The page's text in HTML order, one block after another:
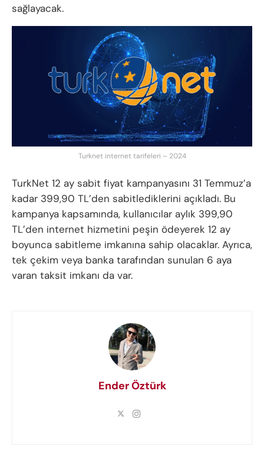
sağlayacak.
Turknet internet tarifeleri – 2024
TurkNet 12 ay sabit fiyat kampanyasını 31 Temmuz’a
kadar 399,90 TL’den sabitlediklerini açıkladı. Bu
kampanya kapsamında, kullanıcılar aylık 399,90
TL’den internet hizmetini peşin ödeyerek 12 ay
boyunca sabitleme imkanına sahip olacaklar. Ayrıca,
tek çekim veya banka tarafından sunulan 6 aya
varan taksit imkanı da var.
Ender Öztürk